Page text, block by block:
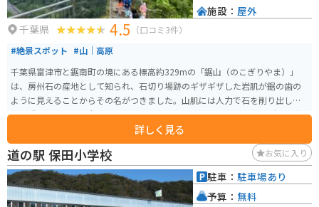
千葉県 4.5 （口コミ3件）
#絶景スポット #山｜高原
千葉県富津市と鋸南町の境にある標高約329mの「鋸山（のこぎりやま）」
は、房州石の産地として知られ、石切り場跡のギザギザした岩肌が鋸の歯の
ように見えることからその名がつきました。山肌には人力で石を削り出した
跡が残り、歴史と迫力を感じさせます。 南側一帯は関東最古の勅願所・日本
寺の境内で、「地獄のぞき」からは東京湾や富士山を望む絶景を楽しめま
す。さらに、日本一の大きさを誇る大仏や百尺観音、1500体を超える石仏群
など見どころも豊富。ロープウェーで山頂までアクセスできるため、初心者
でも気軽に歴史と絶景を満喫できる人気スポットです。
詳しく見る
施設： 屋外
道の駅 保田小学校 お気に入り
駐車： 駐車場あり
予算： 無料